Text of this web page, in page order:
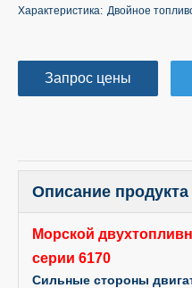
Характеристика: Двойное
Запрос цены
Описание продукта
Морской
серии 6170
Сильные стороны